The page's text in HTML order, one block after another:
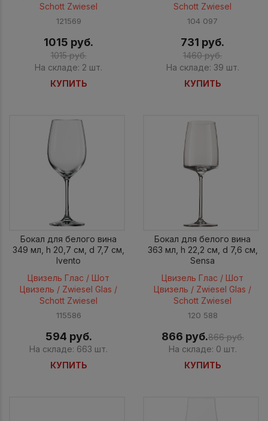
Schott Zwiesel
121569
1015 руб.
1015 руб.
На складе: 2 шт.
КУПИТЬ
Schott Zwiesel
104 097
731 руб.
1460 руб.
На складе: 39 шт.
КУПИТЬ
Бокал для белого вина
349 мл, h 20,7 см, d 7,7 см,
Ivento
Цвизель Глас / Шот
Цвизель / Zwiesel Glas /
Schott Zwiesel
115586
594 руб.
На складе: 663 шт.
КУПИТЬ
Бокал для белого вина
363 мл, h 22,2 см, d 7,6 см,
Sensa
Цвизель Глас / Шот
Цвизель / Zwiesel Glas /
Schott Zwiesel
120 588
866 руб.866 руб.
На складе: 0 шт.
КУПИТЬ